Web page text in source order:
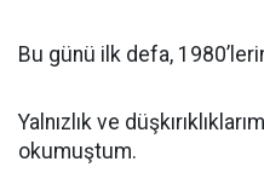
Bu günü ilk defa,
Yalnızlık ve
okumuştum.